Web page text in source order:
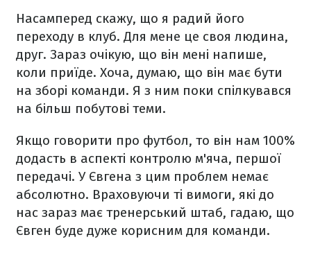
Насамперед скажу, що я радий його
переходу в клуб. Для мене це своя людина,
друг. Зараз очікую, що він мені напише,
коли приїде. Хоча, думаю, що він має бути
на зборі команди. Я з ним поки спілкувався
на більш побутові теми.
Якщо говорити про футбол, то він нам 100%
додасть в аспекті контролю м'яча, першої
передачі. У Євгена з цим проблем немає
абсолютно. Враховуючи ті вимоги, які до
нас зараз має тренерський штаб, гадаю, що
Євген буде дуже корисним для команди.